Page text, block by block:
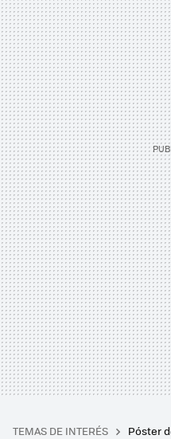
TEMAS DE INTERÉS Póster